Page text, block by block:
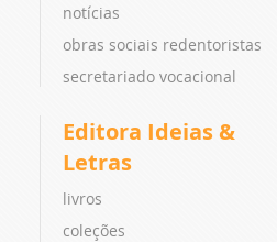
notícias
obras sociais redentoristas
secretariado vocacional
Editora Ideias &
Letras
livros
coleções